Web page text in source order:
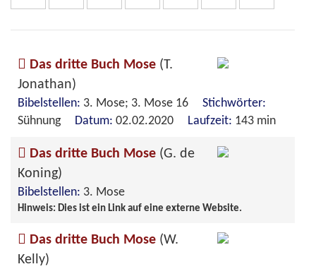
Das dritte Buch Mose (T.
Jonathan)
Bibelstellen: 3. Mose; 3. Mose 16 Stichwörter:
Sühnung Datum: 02.02.2020 Laufzeit: 143 min
Das dritte Buch Mose (G. de
Koning)
Bibelstellen: 3. Mose
Hinweis: Dies ist ein Link auf eine externe Website.
Das dritte Buch Mose (W.
Kelly)